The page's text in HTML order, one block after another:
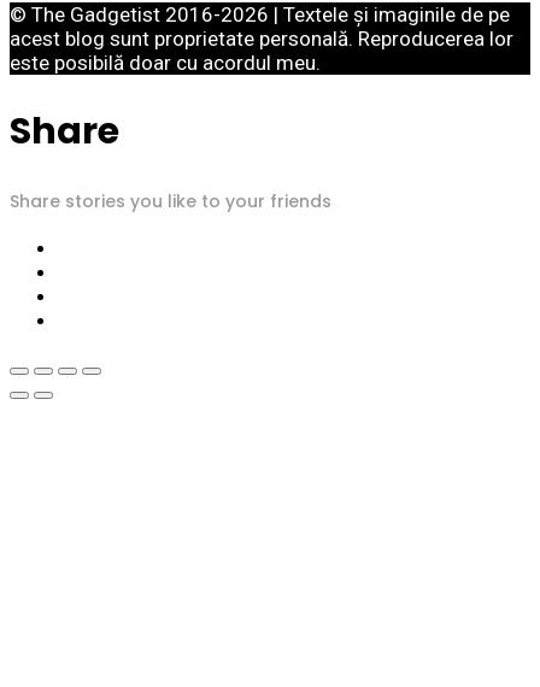
© The Gadgetist 2016-2026 | Textele și imaginile de pe
acest blog sunt proprietate personală. Reproducerea lor
este posibilă doar cu acordul meu.
Share
Share stories you like to your friends